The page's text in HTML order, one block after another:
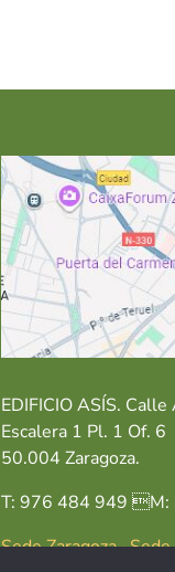
EDIFICIO ASÍS.
Escalera 1 Pl. 1 Of. 6
50.004 Zaragoza.
T: 976 484 949 M:
Sede Zaragoza·